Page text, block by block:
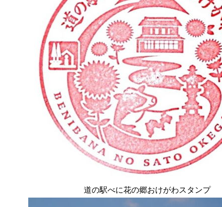
道の駅べに花の郷おけがわスタンプ